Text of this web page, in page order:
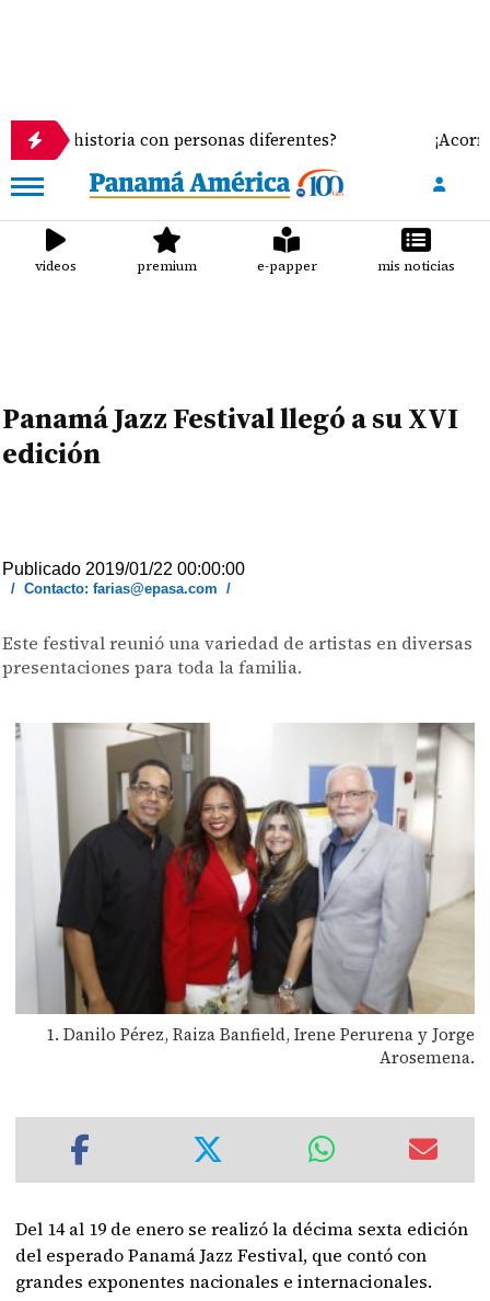
historia con personas diferentes?
videos premium e-papper mis noticias
Panamá Jazz Festival llegó a su XVI
edición
Publicado 2019/01/22 00:00:00
/Contacto: farias@epasa.com /
Este festival reunió una variedad de artistas en diversas
presentaciones para toda la familia.
1. Danilo Pérez, Raiza Banfield, Irene Perurena y Jorge
Arosemena.
Del 14 al 19 de enero se realizó la décima sexta edición
del esperado Panamá Jazz Festival, que contó con
grandes exponentes nacionales e internacionales.